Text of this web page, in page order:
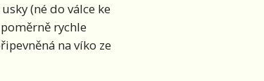
(né do válce ke
rychle
na víko ze